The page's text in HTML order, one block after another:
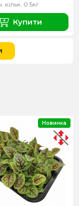
кільк. 0.5кг
Купити
Новинка